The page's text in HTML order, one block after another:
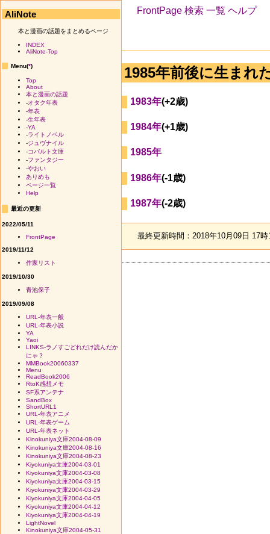
FrontPage 検索 一覧 ヘルプ
1985年前後に生まれ
1983年(+2歳)
1984年(+1歳)
1985年
1986年(-1歳)
1987年(-2歳)
最終更新時間：2018年10月09日 17
AliNote
本と漫画の話題をまとめるページ
INDEX
AliNote-Top
Menu(*)
Top
About
本と漫画の話題
-オタク年表
-年表
-生年表
-YA
-ライトノベル
-ジュヴナイル
-コバルト文庫
-ファンタジー
-やおい
ありめも
ページ一覧
Help
最近の更新
2022/05/11
FrontPage
2019/11/12
作家リスト
2019/10/30
青池保子
2019/09/08
URL-年表一般
URL-年表小説
YA
Yaoi
LINKS-ラノすごどれだけ読んだか
にゃ？
MMBook20060337
Menu
ReadBook2006
RtoK感想メモ
SF系アンテナ
SandBox
ShortURL1
URL-年表アニメ
URL-年表ゲーム
URL-年表ネット
Kinokuniya文庫2004-08-09
Kinokuniya文庫2004-08-16
Kinokuniya文庫2004-08-23
Kiyokuniya文庫2004-03-01
Kiyokuniya文庫2004-03-08
Kiyokuniya文庫2004-03-15
Kiyokuniya文庫2004-03-29
Kiyokuniya文庫2004-04-05
Kiyokuniya文庫2004-04-12
Kiyokuniya文庫2004-04-19
LightNovel
Kinokuniya文庫2004-05-31